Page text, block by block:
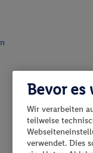
p.P. ab
Bevor
Wir verarbeiten
teilweise
verwendet. Dies